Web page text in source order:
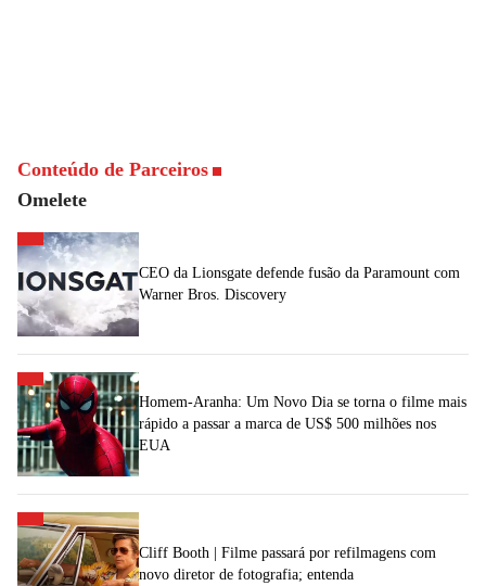
Conteúdo de Parceiros
Omelete
CEO da Lionsgate defende fusão da Paramount com
Warner Bros. Discovery
Homem-Aranha: Um Novo Dia se torna o filme mais
rápido a passar a marca de US$ 500 milhões nos
EUA
Cliff Booth | Filme passará por refilmagens com
novo diretor de fotografia; entenda